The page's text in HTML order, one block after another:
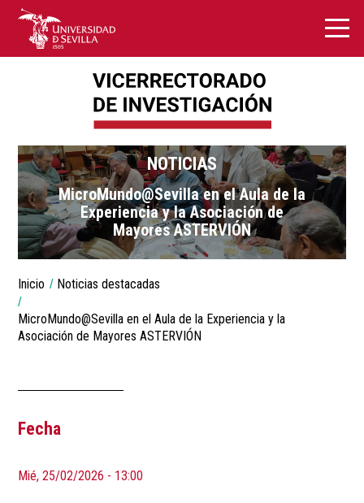
NOTICIAS
MicroMundo@Sevilla en el Aula de la
Experiencia y la Asociación de
Mayores ASTERVIÓN
Breadcrumbs
You
are
here:
Inicio Noticias destacadas
MicroMundo@Sevilla en el Aula de la Experiencia y la
Asociación de Mayores ASTERVIÓN
Fecha
Mié, 25/02/2026 - 13:00